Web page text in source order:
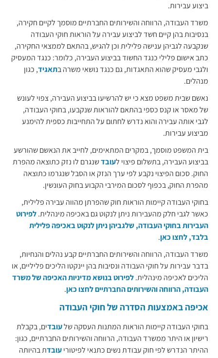
ביצוע עבירות.
משרד העבודה, הרווחה והשירותים החברתיים מוסמך לקיים חקירה,
בנסיבות בהן קיים חשד לביצוע עבירה על הוראות חוקי העבודה
שנקבעה לגביהן ענישה פלילית וכן להגיש, בהתאם לממצאי החקירה,
כתב אישום פלילי כנגד החשוד בביצוע העבירה, כלומר: כנגד המעסיק
ולגבי מעסיק שהוא התאגדות, גם כנגד נושאי משרה בתאגיד, כגון
מנהלים.
נאשם שבית משפט מצא כי יש להרשיעו בביצוע העבירה, צפוי לעונש
של מאסר או קנס כספי בהתאם להוראות שנקבעו, בחוקי העבודה,
לגבי אותה עבירה והוא נדרש לחתום על התחייבות כספית להימנע
מביצוע עבירות.
בית המשפט מוסמך, במקרים המתאימים, לחייב את הנאשם שהורשע
בביצוע העבירה, בתשלום פיצוי ל עובדשנגרם לו נזק כתוצאה מהפרת
החוק. סכום הפיצוי נקבע לפי ערך הנזק או הסבל שנגרמו כתוצאה
מהפרת החוק, בכפוף לסכום המירבי הקבוע בחוק העונשין.
בחוקי העבודה קיימות הוראות חוק שהפרתן מהווה עבירה פלילית,
כאשר לגבי חלק מהעבירות ניתן לנקוט גם באכיפה מינהלית.לפירוט
העבירות בחוקי העבודה, שלגביהן ניתן לנקוט באכיפה פלילית
בלבד, לחצו כאן.
משרד העבודה, הרווחה והשירותים החברתיים קבע נהלים והנחיות,
בדבר עבירות על חוקי העבודה ונסיבות בהן יינקטו הליכים פליליים, או
הליכים לאכיפה מינהלית.לפירוט בנושא מדיניות האכיפה של משרד
העבודה, הרווחה והשירותים החברתיים לחצו כאן​.
אכיפה באמצעות הסדרה של חוקי העבודה
בחוקי העבודה קיימות הוראות המתנות העסקה שלעובדים, בקבלת
רישיון או היתר ממשרד העבודה, הרווחה והשירותים החברתיים, כגון:
ההיתר הנדרש לפי חוק עבודת נשים כתנאי לפיטוריעובדת בהיותה